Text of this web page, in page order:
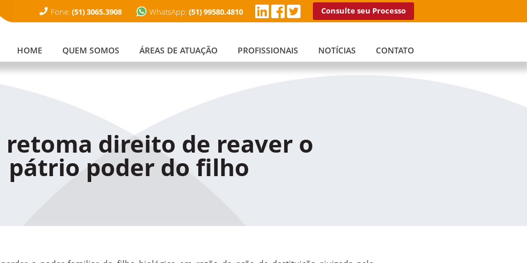
Fone: (51) 3065.3908 WhatsApp: (51) 99580.4810 Consulte seu Processo
HOME QUEM SOMOS ÁREAS DE ATUAÇÃO PROFISSIONAIS NOTÍCIAS CONTATO
retoma direito de reaver o
pátrio poder do filho